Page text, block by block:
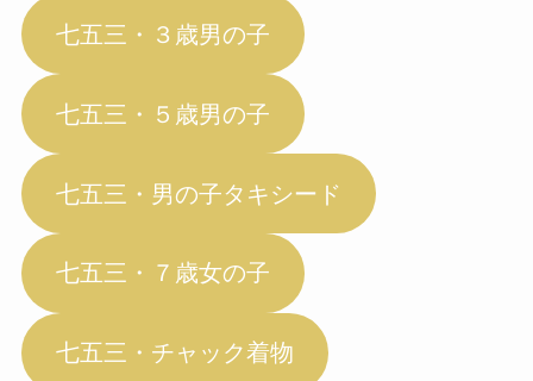
七五三・３歳男の子
七五三・５歳男の子
七五三・男の子タキシード
七五三・７歳女の子
七五三・チャック着物